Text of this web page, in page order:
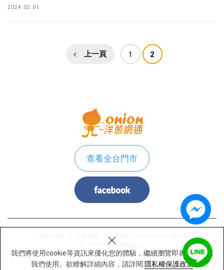
我們將使用cookie等資訊來優化您的體驗，繼續瀏覽即表示您同意
我們使用。欲瞭解詳細內容，請詳閱 隱私權保護政策
×
2024.02.01
上一頁 1 2
查看全台門市
Copyright © 洋蔥網通 All Rights Reserved.
NEWSCAN網頁設計